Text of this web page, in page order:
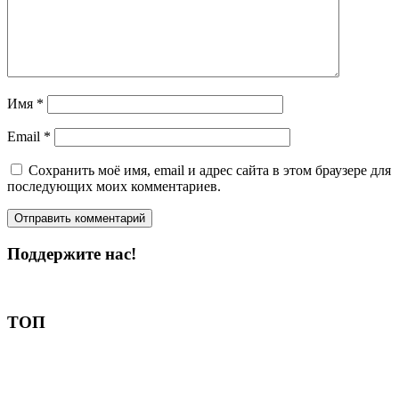
Имя *
Email *
Сохранить моё имя, email и адрес сайта в этом браузере для
последующих моих комментариев.
Поддержите нас!
ТОП